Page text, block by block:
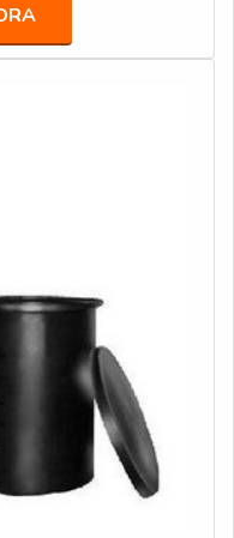
profundidades,
de filtragem, além